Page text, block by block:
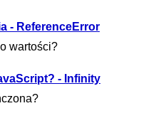
- ReferenceError
wartości?
- Infinity